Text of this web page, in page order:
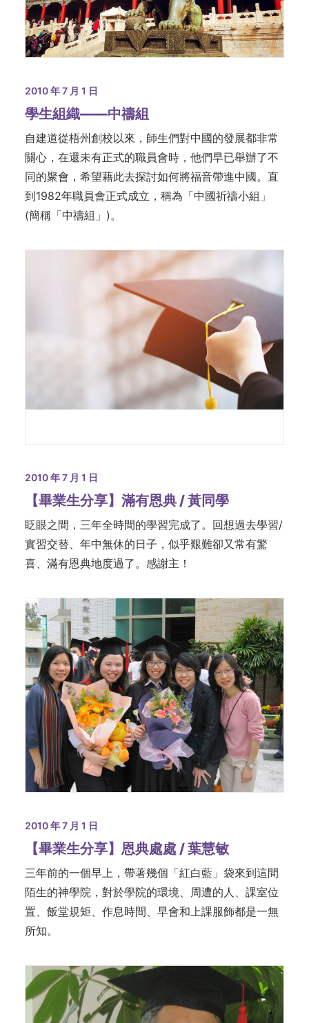
2010 年 7 月 1 日
學生組織——中禱組
自建道從梧州創校以來，師生們對中國的發展都非常
關心，在還未有正式的職員會時，他們早已舉辦了不
同的聚會，希望藉此去探討如何將福音帶進中國。直
到1982年職員會正式成立，稱為「中國祈禱小組」
(簡稱「中禱組」)。
2010 年 7 月 1 日
【畢業生分享】滿有恩典 / 黃同學
眨眼之間，三年全時間的學習完成了。回想過去學習/
實習交替、年中無休的日子，似乎艱難卻又常有驚
喜、滿有恩典地度過了。感謝主！
2010 年 7 月 1 日
【畢業生分享】恩典處處 / 葉慧敏
三年前的一個早上，帶著幾個「紅白藍」袋來到這間
陌生的神學院，對於學院的環境、周遭的人、課室位
置、飯堂規矩、作息時間、早會和上課服飾都是一無
所知。